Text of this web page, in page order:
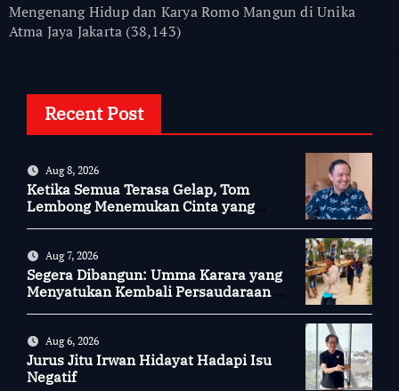
Mengenang Hidup dan Karya Romo Mangun di Unika
Atma Jaya Jakarta (38,143)
Recent Post
Aug 8, 2026
Ketika Semua Terasa Gelap, Tom
Lembong Menemukan Cinta yang
Aug 7, 2026
Segera Dibangun: Umma Karara yang
Menyatukan Kembali Persaudaraan di
Aug 6, 2026
Jurus Jitu Irwan Hidayat Hadapi Isu
Negatif